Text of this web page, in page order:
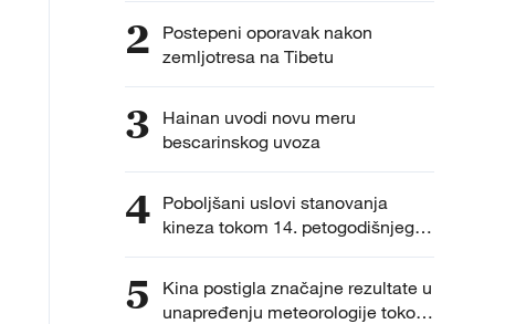
2
Postepeni oporavak nakon
zemljotresa na Tibetu
3
Hainan uvodi novu meru
bescarinskog uvoza
4 Poboljšani uslovi stanovanja
kineza tokom 14. petogodišnjeg
plana
5
Kina postigla značajne rezultate u
unapređenju meteorologije tokom